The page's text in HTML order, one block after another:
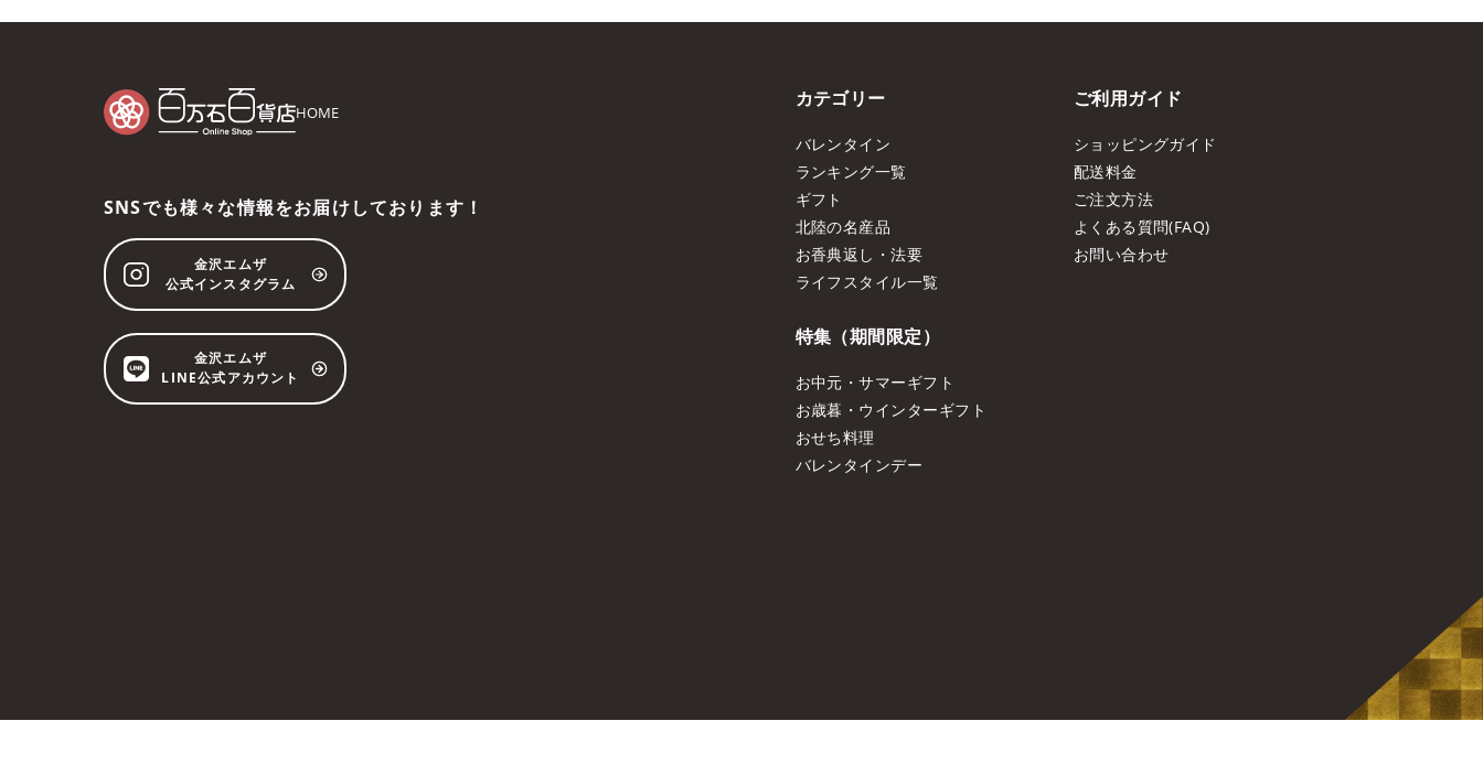
HOME
カテゴリー
バレンタイン
ランキング一覧
ギフト
北陸の名産品
お香典返し・法要
ライフスタイル一覧
特集（期間限定）
お中元・サマーギフト
お歳暮・ウインターギフト
おせち料理
バレンタインデー
ご利用ガイド
ショッピングガイド
配送料金
ご注文方法
よくある質問(FAQ)
お問い合わせ
SNSでも様々な情報をお届けしております！
金沢エムザ
公式インスタグラム
金沢エムザ
LINE公式アカウント